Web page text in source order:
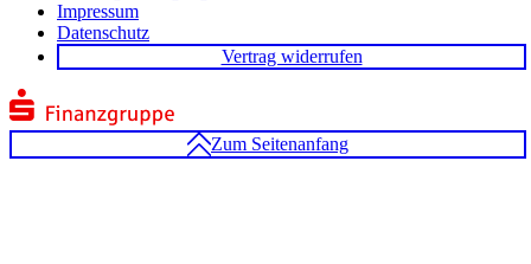
Impressum
Datenschutz
Vertrag widerrufen
Zum Seitenanfang